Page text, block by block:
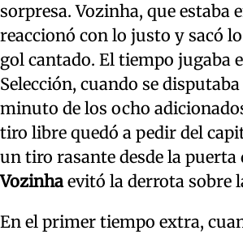
sorpresa. Vozinha, que estaba
reaccionó con lo justo y sacó
gol cantado. El tiempo jugaba
Selección, cuando se
minuto de los ocho
tiro libre quedó a pedir del
un tiro rasante desde la puerta
Vozinha evitó la derrota sobre
En el primer tiempo extra,